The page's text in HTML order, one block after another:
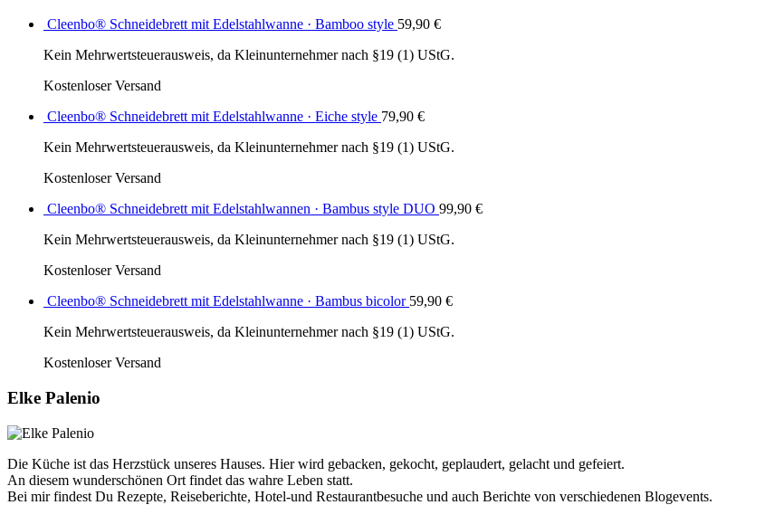
Cleenbo® Schneidebrett mit Edelstahlwanne · Bamboo style 59,90 €
Kein Mehrwertsteuerausweis, da Kleinunternehmer nach §19 (1) UStG.
Kostenloser Versand
Cleenbo® Schneidebrett mit Edelstahlwanne · Eiche style 79,90 €
Kein Mehrwertsteuerausweis, da Kleinunternehmer nach §19 (1) UStG.
Kostenloser Versand
Cleenbo® Schneidebrett mit Edelstahlwannen · Bambus style DUO 99,90 €
Kein Mehrwertsteuerausweis, da Kleinunternehmer nach §19 (1) UStG.
Kostenloser Versand
Cleenbo® Schneidebrett mit Edelstahlwanne · Bambus bicolor 59,90 €
Kein Mehrwertsteuerausweis, da Kleinunternehmer nach §19 (1) UStG.
Kostenloser Versand
Elke Palenio
Die Küche ist das Herzstück unseres Hauses. Hier wird gebacken, gekocht, geplaudert, gelacht und gefeiert.
An diesem wunderschönen Ort findet das wahre Leben statt.
Bei mir findest Du Rezepte, Reiseberichte, Hotel-und Restaurantbesuche und auch Berichte von verschiedenen Blogevents.